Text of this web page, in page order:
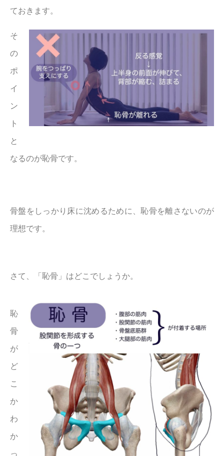
ておきます。
そ
の
ポ
イ
ン
ト
と
なるのが恥骨です。
骨盤をしっかり床に沈めるために、恥骨を離さないのが
理想です。
さて、「恥骨」はどこでしょうか。
恥
骨
が
ど
こ
か
わ
か
っ